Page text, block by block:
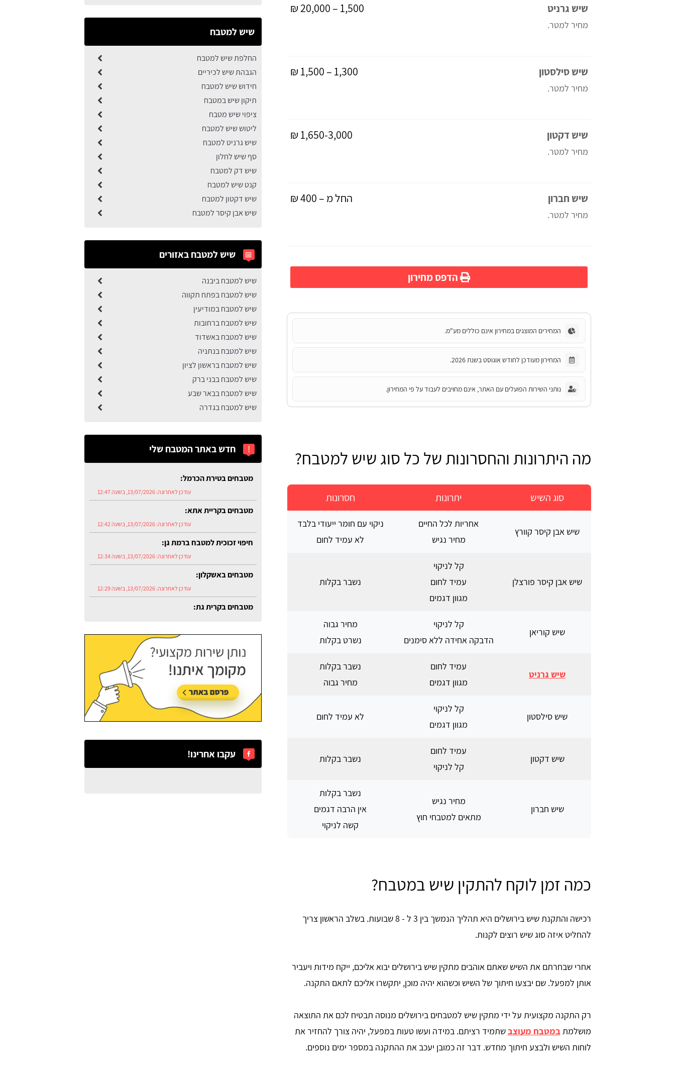
שיש גרניט
מחיר למטר.
1,500 – 20,000 ₪
שיש סילסטון
מחיר למטר.
1,300 – 1,500 ₪
שיש דקטון
מחיר למטר.
1,650-3,000 ₪
שיש חברון
מחיר למטר.
החל מ – 400 ₪
הדפס מחירון
המחירים המוצגים במחירון אינם כוללים מע"מ.
המחירון מעודכן לחודש אוגוסט בשנת 2026.
נותני השירות הפועלים עם האתר, אינם מחויבים לעבוד על פי המחירון.
מה היתרונות והחסרונות של כל סוג שיש למטבח?
סוג השיש יתרונות חסרונות
שיש אבן קיסר קוורץ
אחריות לכל החיים
מחיר נגיש
ניקוי עם חומר ייעודי בלבד
לא עמיד לחום
שיש אבן קיסר פורצלן
קל לניקוי
עמיד לחום
מגוון דגמים
נשבר בקלות
שיש קוריאן
קל לניקוי
הדבקה אחידה ללא סימנים
מחיר גבוה
נשרט בקלות
שיש גרניט
עמיד לחום
מגוון דגמים
נשבר בקלות
מחיר גבוה
שיש סילסטון
קל לניקוי
מגוון דגמים
לא עמיד לחום
שיש דקטון
עמיד לחום
קל לניקוי
נשבר בקלות
שיש חברון
מחיר נגיש
מתאים למטבחי חוץ
נשבר בקלות
אין הרבה דגמים
קשה לניקוי
כמה זמן לוקח להתקין שיש במטבח?
רכישה והתקנת שיש בירושלים היא תהליך הנמשך בין 3 ל - 8 שבועות. בשלב הראשון צריך
להחליט איזה סוג שיש רוצים לקנות.
אחרי שבחרתם את השיש שאתם אוהבים מתקין שיש בירושלים יבוא אליכם, ייקח מידות ויעביר
אותן למפעל. שם יבצעו חיתוך של השיש וכשהוא יהיה מוכן, יתקשרו אליכם לתאם התקנה.
רק התקנה מקצועית על ידי מתקין שיש למטבחים בירושלים מנוסה תבטיח לכם את התוצאה
מושלמתבמטבח מעוצבשתמיד רציתם. במידה ועשו טעות במפעל, יהיה צורך להחזיר את
לוחות השיש ולבצע חיתוך מחדש. דבר זה כמובן יעכב את ההתקנה במספר ימים נוספים.
שיש למטבח
החלפת שיש למטבח
הגבהת שיש לכיריים
חידוש שיש למטבח
תיקון שיש במטבח
ציפוי שיש מטבח
ליטוש שיש למטבח
שיש גרניט למטבח
סף שיש לחלון
שיש דק למטבח
קנט שיש למטבח
שיש דקטון למטבח
שיש אבן קיסר למטבח
שיש למטבח באזורים
שיש למטבח ביבנה
שיש למטבח בפתח תקווה
שיש למטבח במודיעין
שיש למטבח ברחובות
שיש למטבח באשדוד
שיש למטבח בנתניה
שיש למטבח בראשון לציון
שיש למטבח בבני ברק
שיש למטבח בבאר שבע
שיש למטבח בגדרה
! חדש באתר המטבח שלי
מטבחים בטירת הכרמל:
עודכן לאחרונה:13/07/2026, בשעה 12:47
מטבחים בקריית אתא:
עודכן לאחרונה:13/07/2026, בשעה 12:42
חיפוי זכוכית למטבח ברמת גן:
עודכן לאחרונה:13/07/2026, בשעה 12:34
מטבחים באשקלון:
עודכן לאחרונה:13/07/2026, בשעה 12:29
מטבחים בקרית גת:
עקבו אחרינו!